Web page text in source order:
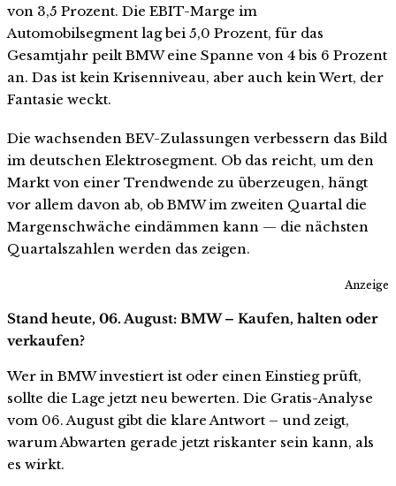
von 3,5 Prozent. Die EBIT-Marge im
Automobilsegment lag bei 5,0 Prozent, für das
Gesamtjahr peilt BMW eine Spanne von 4 bis 6 Prozent
an. Das ist kein Krisenniveau, aber auch kein Wert, der
Fantasie weckt.
Die wachsenden BEV-Zulassungen verbessern das Bild
im deutschen Elektrosegment. Ob das reicht, um den
Markt von einer Trendwende zu überzeugen, hängt
vor allem davon ab, ob BMW im zweiten Quartal die
Margenschwäche eindämmen kann — die nächsten
Quartalszahlen werden das zeigen.
Anzeige
Stand heute, 06. August: BMW – Kaufen, halten oder
verkaufen?
Wer in BMW investiert ist oder einen Einstieg prüft,
sollte die Lage jetzt neu bewerten. Die Gratis-Analyse
vom 06. August gibt die klare Antwort – und zeigt,
warum Abwarten gerade jetzt riskanter sein kann, als
es wirkt.